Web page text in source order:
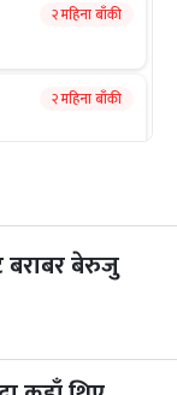
२ महिना बाँकी
२ महिना बाँकी
२ महिना बाँकी
बेरुजु